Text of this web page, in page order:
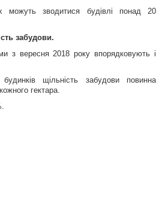
можуть зводитися будівлі понад 20
забудови.
з вересня 2018 року впорядковують і
щільність забудови повинна
гектара.